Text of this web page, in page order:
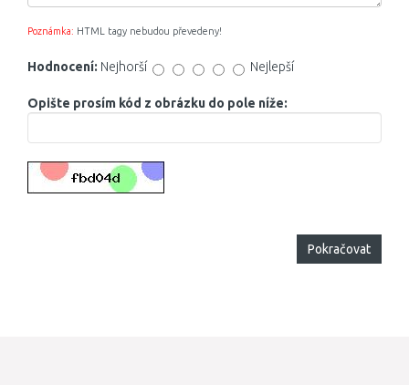
Poznámka: HTML tagy nebudou převedeny!
Hodnocení: Nejhorší Nejlepší
Opište prosím kód z obrázku do pole níže:
Pokračovat